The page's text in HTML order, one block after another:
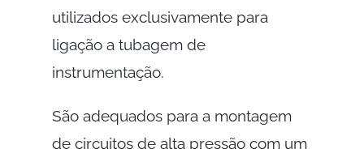
utilizados exclusivamente para
ligação a tubagem de
instrumentação.
São adequados para a montagem
de circuitos de alta pressão com um